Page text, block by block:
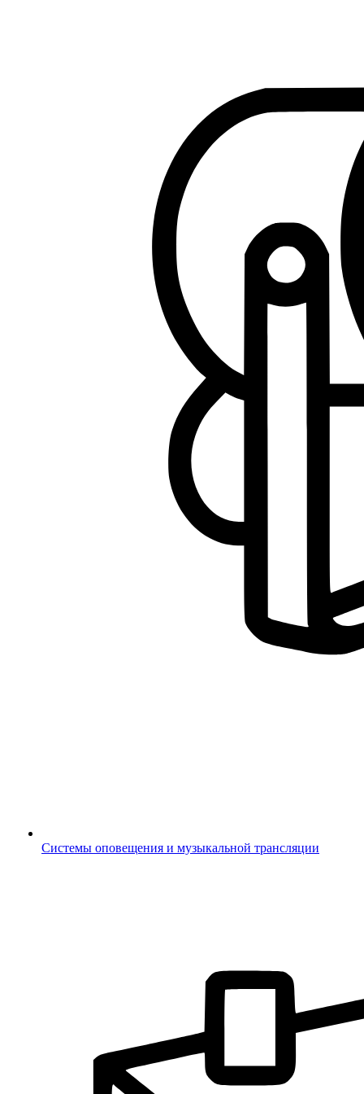
Системы оповещения и музыкальной трансляции